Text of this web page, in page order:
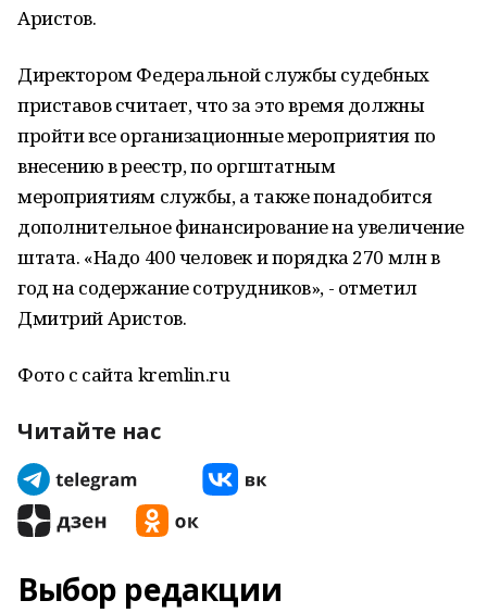
Аристов.
Директором Федеральной службы судебных
приставов считает, что за это время должны
пройти все организационные мероприятия по
внесению в реестр, по оргштатным
мероприятиям службы, а также понадобится
дополнительное финансирование на увеличение
штата. «Надо 400 человек и порядка 270 млн в
год на содержание сотрудников», - отметил
Дмитрий Аристов.
Фото с сайта kremlin.ru
Читайте нас
Выбор редакции